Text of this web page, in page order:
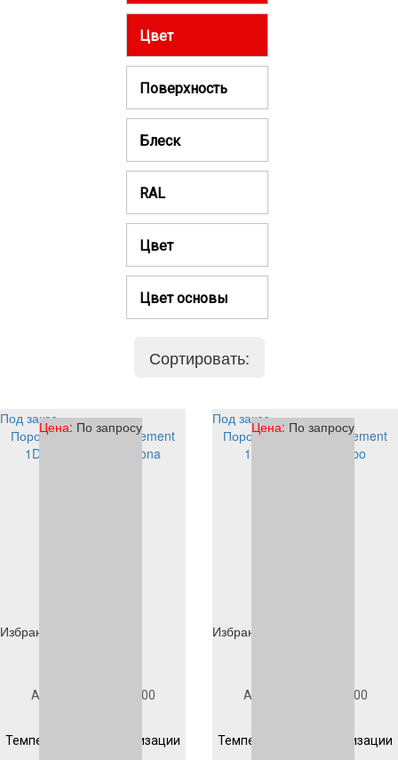
Цвет
Поверхность
Блеск
RAL
Цвет
Цвет основы
Сортировать:
Под заказ
Порошковая краска Element
1D903S1000 PE corona
Избранное
Артикул
1D903S1000
Температура полимеризации
Цена: По запросу
Под заказ
Порошковая краска Element
1D904S1000 PE tribo
Избранное
Артикул
1D904S1000
Температура полимеризации
Цена: По запросу